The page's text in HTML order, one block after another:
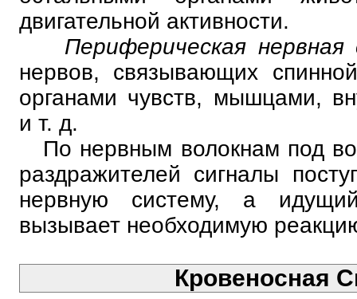
двигательной активности.
Периферическая
нервов, связывающих
органами чувств, мышцами,
и т. д.
По нервным волокнам под
раздражителей сигналы
нервную систему, а
вызывает необходимую
Кровеносная